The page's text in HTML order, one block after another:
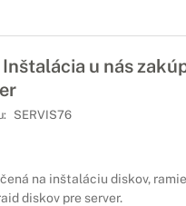
Inštalácia u nás
SERVIS76
na inštaláciu diskov,
diskov pre server.